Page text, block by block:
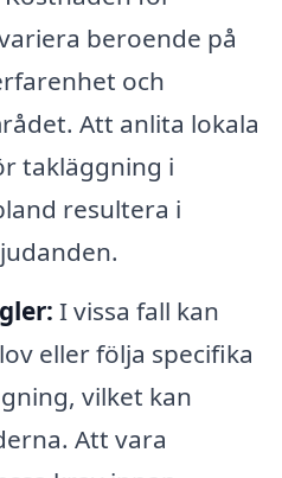
beroende på
och
Att anlita lokala
takläggning i
resultera i
I vissa fall kan
eller följa specifika
vilket kan
Att vara